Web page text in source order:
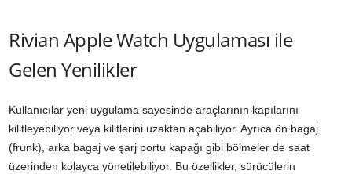
Rivian Apple Watch Uygulaması ile
Gelen Yenilikler
Kullanıcılar yeni uygulama sayesinde araçlarının kapılarını
kilitleyebiliyor veya kilitlerini uzaktan açabiliyor. Ayrıca ön bagaj
(frunk), arka bagaj ve şarj portu kapağı gibi bölmeler de saat
üzerinden kolayca yönetilebiliyor. Bu özellikler, sürücülerin